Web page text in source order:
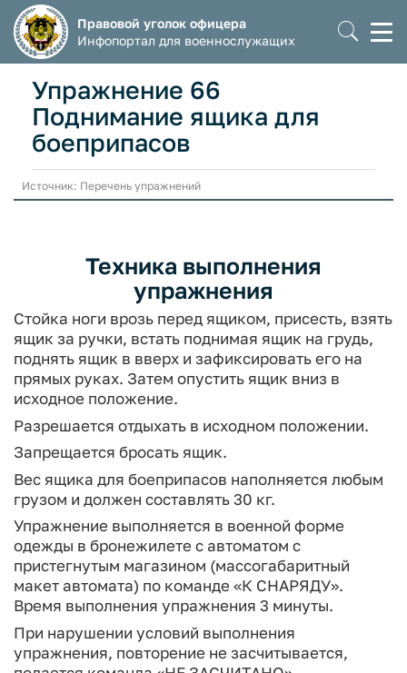
Правовой уголок офицера
Инфопортал для военнослужащих
Упражнение 66
Поднимание ящика для
боеприпасов
Источник: Перечень упражнений
Техника выполнения
упражнения
Стойка ноги врозь перед ящиком, присесть, взять
ящик за ручки, встать поднимая ящик на грудь,
поднять ящик в вверх и зафиксировать его на
пря­мых руках. Затем опустить ящик вниз в
исходное положение.
Разрешается отдыхать в исходном положении.
Запрещается бросать ящик.
Вес ящика для боеприпасов наполняется любым
грузом и должен со­ставлять 30 кг.
Упражнение выполняется в военной форме
одежды в бронежилете с автоматом с
пристегнутым магазином (массогабаритный
макет автомата) по команде «К СНАРЯДУ».
Время выполнения упражнения 3 минуты.
При нарушении условий выполнения
упражнения, повторение не за­считывается,